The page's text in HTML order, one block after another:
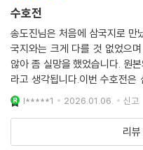
566)의 무정후武定侯 곽훈郭勛
73~1620) 연간 저명한 사상
吾)가 평점評點을 가해 펴낸 『
批評忠義水滸傳』이 곽본郭本
정의 부름을 받아 요遼를 평정하
을 맺는데, 전호田虎와 왕경王
그의 제자인 양정견楊定見이 이
적상인 원무애袁無涯와 통속문
하면서 동시에 전호와 왕경을
수호전
송도진님은 처음에 삼국지로
국지와는 크게 다를 것 없었으
않아 좀 실망을 했었습니다. 원
라고 생각됩니다.이번 수호전은
니다. 송도진님의 수호전은 120
봉님의 수호전은 164
l*****1 2026.01.06. 신고
리